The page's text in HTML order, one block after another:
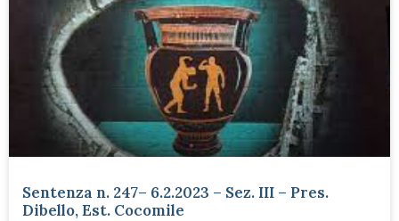
Sentenza n. 247– 6.2.2023 – Sez. III – Pres.
Dibello, Est. Cocomile